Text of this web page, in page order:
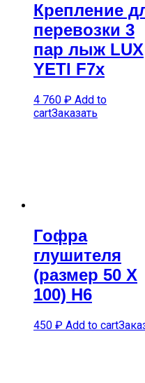
Крепление
перевозки 3
пар лыж LUX
YETI F7x
4 760 ₽ Add to
cartЗаказать
Гофра
глушителя
(размер 50 Х
100) H6
450 ₽ Add to cart